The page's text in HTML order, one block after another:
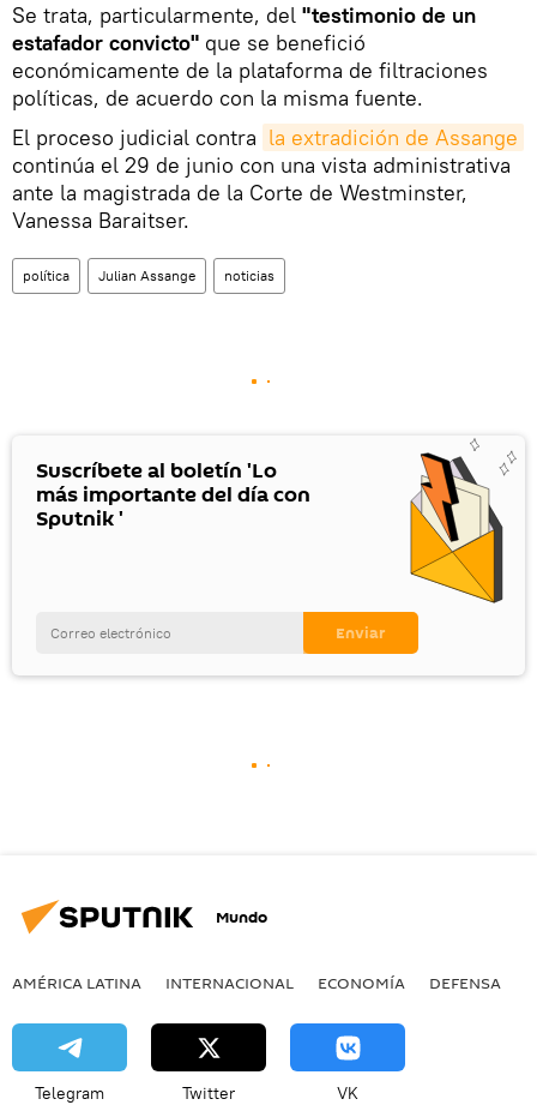
Se trata, particularmente, del "testimonio de un
estafador convicto" que se benefició
económicamente de la plataforma de filtraciones
políticas, de acuerdo con la misma fuente.
El proceso judicial contra la extradición de Assange
continúa el 29 de junio con una vista administrativa
ante la magistrada de la Corte de Westminster,
Vanessa Baraitser.
política Julian Assange noticias
Suscríbete al boletín 'Lo
más importante del día con
Sputnik '
Mundo
AMÉRICA LATINA INTERNACIONAL ECONOMÍA DEFENSA
Telegram Twitter VK